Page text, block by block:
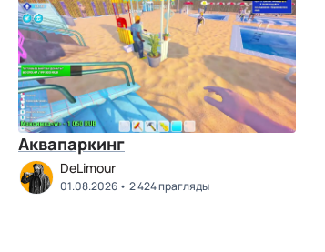
Аквапаркинг
DeLimour
01.08.2026 2 424 прагляды